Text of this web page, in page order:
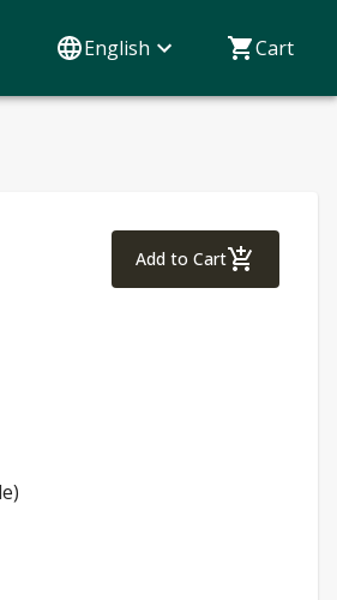
English Cart
Add to CartProcedural Law